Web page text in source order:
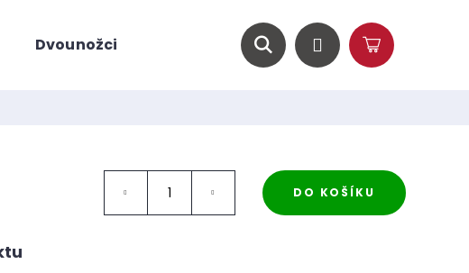
Dvounožci Magazín
HledatPřihlášeníNákupní
DO KOŠÍKU